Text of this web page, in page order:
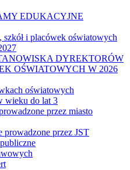
EDUKACYJNE
i placówek oświatowych
DYREKTORÓW
OŚWIATOWYCH W 2026
oświatowych
wieku do lat 3
przez miasto
prowadzone przez JST